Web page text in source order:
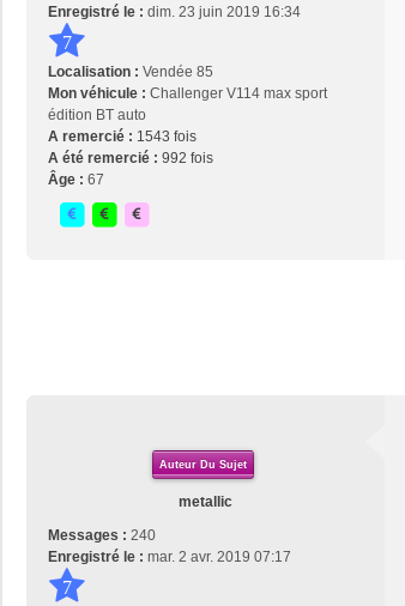
Enregistré le : dim. 23 juin 2019 16:34
7
Localisation : Vendée 85
Mon véhicule : Challenger V114 max sport
édition BT auto
A remercié : 1543 fois
A été remercié : 992 fois
Âge : 67
Auteur Du Sujet
metallic
Messages : 240
Enregistré le : mar. 2 avr. 2019 07:17
7